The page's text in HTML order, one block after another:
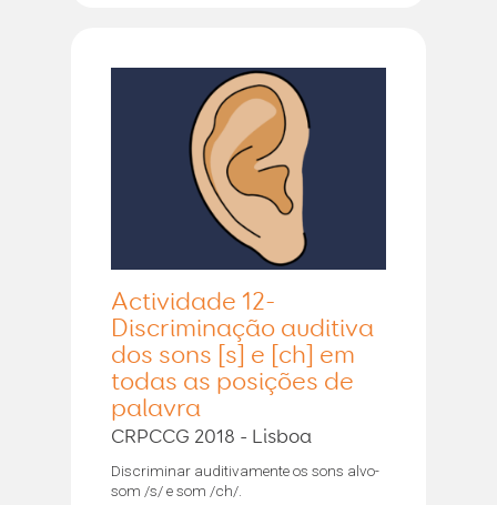
Actividade 12-
Discriminação auditiva
dos sons [s] e [ch] em
todas as posições de
palavra
CRPCCG 2018 - Lisboa
Discriminar auditivamente os sons alvo-
som /s/ e som /ch/.